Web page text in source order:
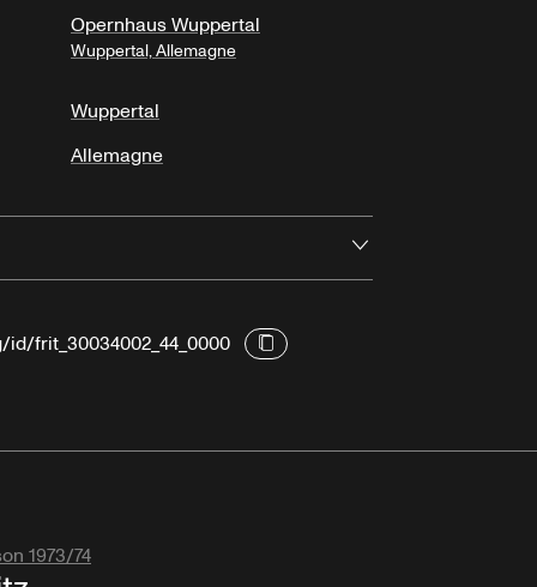
Opernhaus Wuppertal
Wuppertal, Allemagne
Wuppertal
Allemagne
frit_30034002_44_0000
1973/74